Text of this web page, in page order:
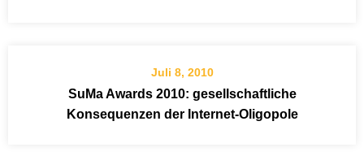
Juli 8, 2010
SuMa Awards 2010: gesellschaftliche
Konsequenzen der Internet-Oligopole